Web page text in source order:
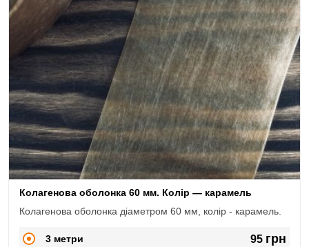
Колагенова оболонка 60 мм. Колір — карамель
Колагенова оболонка діаметром 60 мм, колір - карамель.
3 метри 95 грн